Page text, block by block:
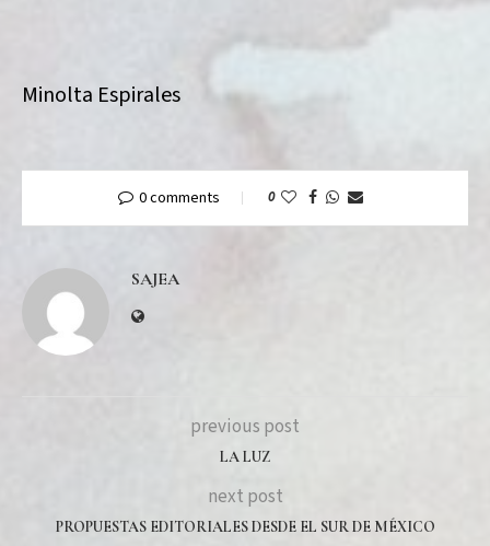
Minolta Espirales
0 comments 0
SAJEA
previous post
LA LUZ
next post
PROPUESTAS EDITORIALES DESDE EL SUR DE MÉXICO